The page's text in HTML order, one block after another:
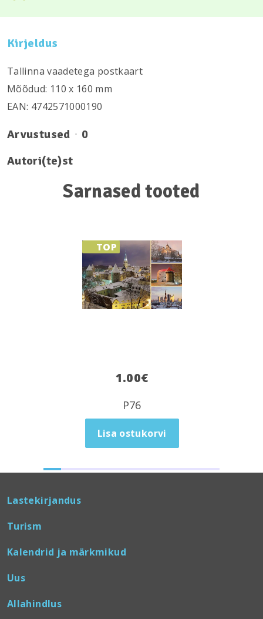
Kirjeldus
Tallinna vaadetega postkaart
Mõõdud: 110 х 160 mm
EAN: 4742571000190
Arvustused
0
Autori(te)st
Sarnased tooted
TOP
1.00€
P76
Lisa ostukorvi
Lastekirjandus
Turism
Kalendrid ja märkmikud
Uus
Allahindlus